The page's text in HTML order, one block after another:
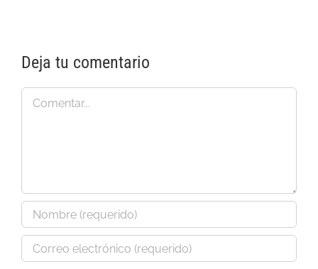
Deja tu comentario
Comentar